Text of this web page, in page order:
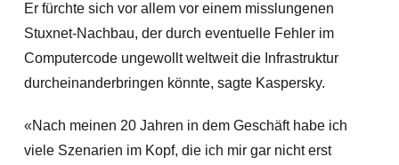
Er fürchte sich vor allem vor einem misslungenen
Stuxnet-Nachbau, der durch eventuelle Fehler im
Computercode ungewollt weltweit die Infrastruktur
durcheinanderbringen könnte, sagte Kaspersky.
«Nach meinen 20 Jahren in dem Geschäft habe ich
viele Szenarien im Kopf, die ich mir gar nicht erst